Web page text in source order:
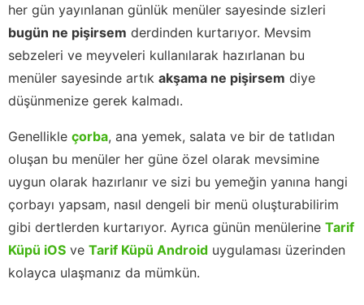
her gün yayınlanan günlük menüler sayesinde sizleri
bugün ne pişirsem derdinden kurtarıyor. Mevsim
sebzeleri ve meyveleri kullanılarak hazırlanan bu
menüler sayesinde artık akşama ne pişirsem diye
düşünmenize gerek kalmadı.
Genellikle çorba, ana yemek, salata ve bir de tatlıdan
oluşan bu menüler her güne özel olarak mevsimine
uygun olarak hazırlanır ve sizi bu yemeğin yanına hangi
çorbayı yapsam, nasıl dengeli bir menü oluşturabilirim
gibi dertlerden kurtarıyor. Ayrıca günün menülerine Tarif
Küpü iOS ve Tarif Küpü Android uygulaması üzerinden
kolayca ulaşmanız da mümkün.